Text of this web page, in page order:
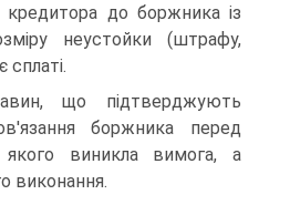
кредитора до боржника із
неустойки (штрафу,
сплаті.
що підтверджують
боржника перед
виникла вимога, а
виконання.